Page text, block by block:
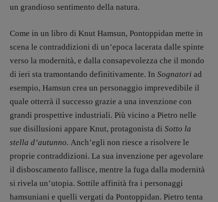
un grandioso sentimento della natura.
Come in un libro di Knut Hamsun, Pontoppidan mette in
scena le contraddizioni di un’epoca lacerata dalle spinte
verso la modernità, e dalla consapevolezza che il mondo
di ieri sta tramontando definitivamente. In Sognatori ad
esempio, Hamsun crea un personaggio imprevedibile il
quale otterrà il successo grazie a una invenzione con
grandi prospettive industriali. Più vicino a Pietro nelle
sue disillusioni appare Knut, protagonista di Sotto la
stella d’autunno. Anch’egli non riesce a risolvere le
proprie contraddizioni. La sua invenzione per agevolare
il disboscamento fallisce, mentre la fuga dalla modernità
si rivela un’utopia. Sottile affinità fra i personaggi
hamsuniani e quelli vergati da Pontoppidan. Pietro tenta